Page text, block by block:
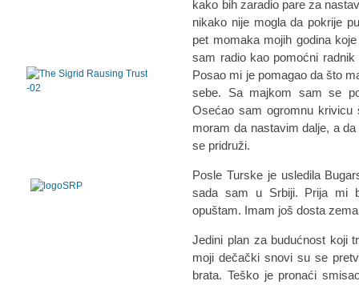
kako bih zaradio pare za
nikako nije mogla da pokrije
pet momaka mojih godina
sam radio kao pomoćni
Posao mi je pomagao da što
sebe. Sa majkom sam se
Osećao sam ogromnu
moram da nastavim dalje, a
se pridruži.
Posle Turske je usledila
sada sam u Srbiji. Prija mi
opuštam. Imam još dosta
Jedini plan za budućnost koji
moji dečački snovi su se
brata. Teško je pronaći